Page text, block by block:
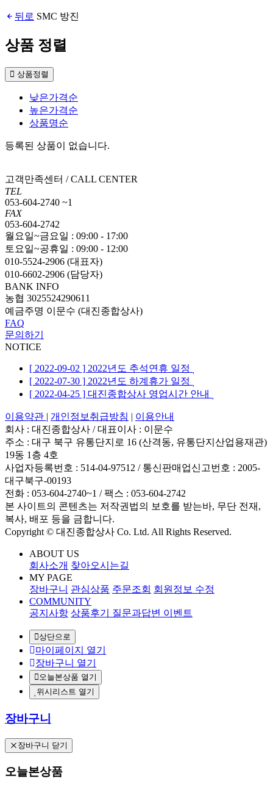
뒤로 SMC 방진
상품 정렬
상품정렬
낮은가격순
높은가격순
상품명순
등록된 상품이 없습니다.
고객만족센터 / CALL CENTER
TEL
053-604-2740 ~1
FAX
053-604-2742
월요일~금요일 : 09:00 - 17:00
토요일~공휴일 : 09:00 - 12:00
010-5524-2906 (대표자)
010-6602-2906 (담당자)
BANK INFO
농협 3025524290611
예금주명 이문수 (대진종합상사)
FAQ
문의하기
NOTICE
[ 2022-09-02 ] 2022년도 추석연휴 일정
[ 2022-07-30 ] 2022년도 하계휴가 일정
[ 2022-04-25 ] 대진종합상사 영업시간 안내
이용약관 | 개인정보취급방침 | 이용안내
회사 : 대진종합상사 /대표이사 : 이문수
주소 : 대구 북구 유통단지로 16 (산격동, 유통단지산업용재관)
19동 1층 4호
사업자등록번호 : 514-04-97512 / 통신판매업신고번호 : 2005-
대구북구-00193
전화 : 053-604-2740~1 /팩스 : 053-604-2742
본 사이트의 콘텐츠는 저작권법의 보호를 받는바, 무단 전재,
복사, 배포 등을 금합니다.
Copyright © 대진종합상사 Co. Ltd. All Rights Reserved.
ABOUT US
회사소개 찾아오시는길
MY PAGE
장바구니 관심상품 주문조회 회원정보 수정
COMMUNITY
공지사항 상품후기 질문과답변 이벤트
상단으로
마이페이지 열기
장바구니 열기
오늘본상품 열기
위시리스트 열기
장바구니
장바구니 닫기
오늘본상품